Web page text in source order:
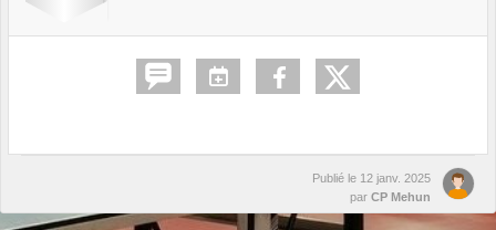
Publié le 12 janv. 2025
par CP Mehun